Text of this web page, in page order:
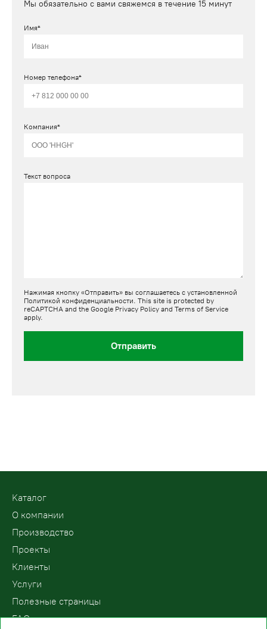
Мы обязательно с вами свяжемся в течение 15 минут
Имя*
Номер телефона*
Компания*
Текст вопроса
Нажимая кнопку «Отправить» вы соглашаетесь с установленной
Политикой конфиденциальности. This site is protected by
reCAPTCHA and the Google Privacy Policy and Terms of Service
apply.
Отправить
Kаталог
О компании
Производство
Проекты
Клиенты
Услуги
Полезные страницы
FAQ